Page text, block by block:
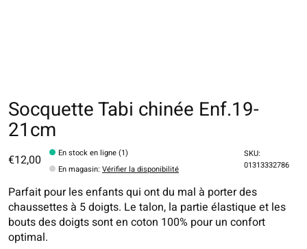
Socquette Tabi chinée Enf.19-
21cm
€12,00
En stock en ligne (1)
En magasin:Vérifier la disponibilité
SKU:
01313332786
Parfait pour les enfants qui ont du mal à porter des
chaussettes à 5 doigts. Le talon, la partie élastique et les
bouts des doigts sont en coton 100% pour un confort
optimal.